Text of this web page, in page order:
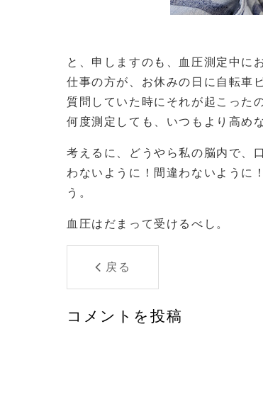
と、申しますのも、血圧測定中に
仕事の方が、お休みの日に自転車
質問していた時にそれが起こった
何度測定しても、いつもより高め
考えるに、どうやら私の脳内で、
わないように！間違わないように
う。
血圧はだまって受けるべし。
戻る
コメントを投稿